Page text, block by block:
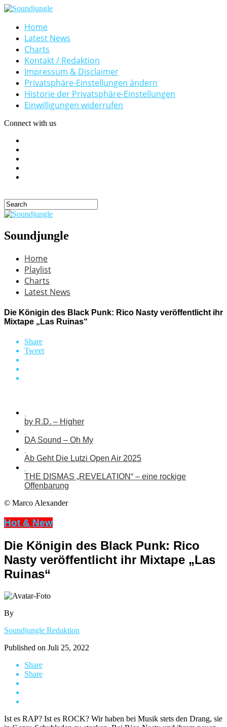
Home
Latest News
Charts
Kontakt / Redaktion
Impressum & Disclaimer
Privatsphäre-Einstellungen ändern
Historie der Privatsphäre-Einstellungen
Einwilligungen widerrufen
Connect with us
Soundjungle
Home
Playlist
Charts
Latest News
Die Königin des Black Punk: Rico Nasty veröffentlicht ihr
Mixtape „Las Ruinas“
Share
Tweet
by R.D. – Higher
DA Sound – Oh My
Ab Geht Die Lutzi Open Air 2025
THE DISMAS „REVELATION“ – eine rockige
Offenbarung
© Marco Alexander
Hot & New
Die Königin des Black Punk: Rico
Nasty veröffentlicht ihr Mixtape „Las
Ruinas“
By
Soundjungle Redaktion
Published on Juli 25, 2022
Share
Share
Ist es RAP? Ist es ROCK? Wir haben bei Musik stets den Drang, sie